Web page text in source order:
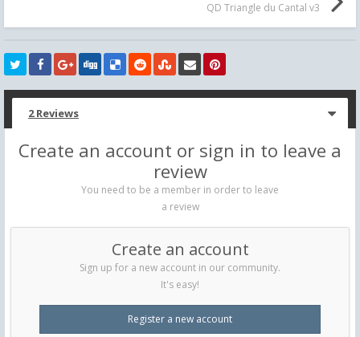
QD Triangle du Cantal v3
2 Reviews
Create an account or sign in to leave a
review
You need to be a member in order to leave
a review
Create an account
Sign up for a new account in our community.
It's easy!
Register a new account